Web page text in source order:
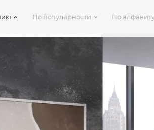
По популярности По алфавиту